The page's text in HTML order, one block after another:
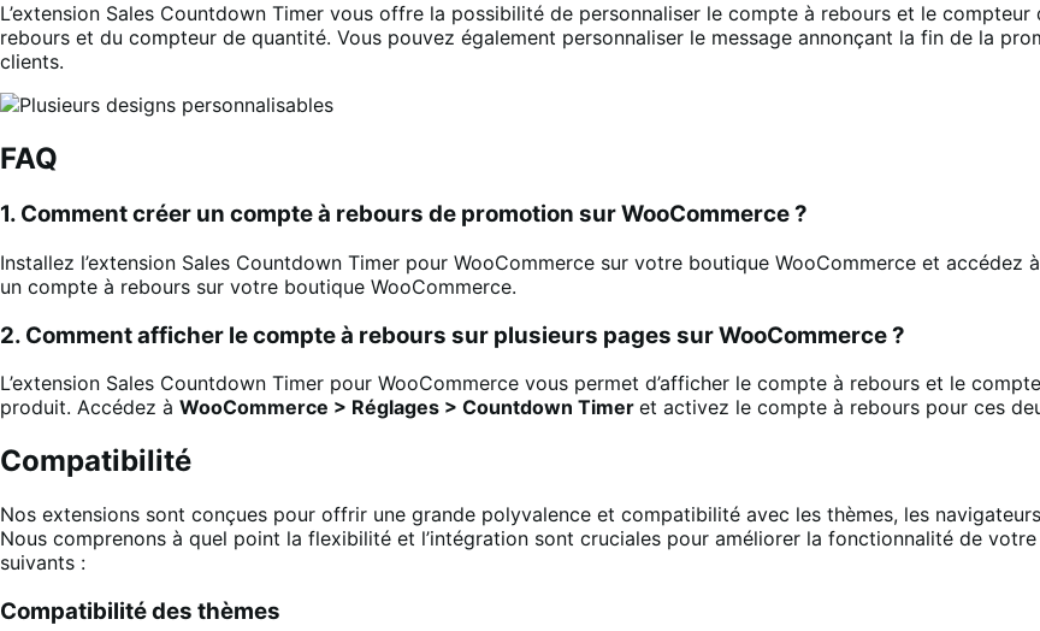
L’extension Sales Countdown Timer vous offre la possibilité de personnaliser le compte à rebours et le
rebours et du compteur de quantité. Vous pouvez également personnaliser le message annonçant la fin de la
clients.
FAQ
1. Comment créer un compte à rebours de promotion sur WooCommerce ?
Installez l’extension Sales Countdown Timer pour WooCommerce sur votre boutique WooCommerce et accédez à
un compte à rebours sur votre boutique WooCommerce.
2. Comment afficher le compte à rebours sur plusieurs pages sur WooCommerce ?
L’extension Sales Countdown Timer pour WooCommerce vous permet d’afficher le compte à rebours et le
produit. Accédez à WooCommerce > Réglages > Countdown Timer et activez le compte à rebours pour ces
Compatibilité
Nos extensions sont conçues pour offrir une grande polyvalence et compatibilité avec les thèmes, les
Nous comprenons à quel point la flexibilité et l’intégration sont cruciales pour améliorer la fonctionnalité de
suivants :
Compatibilité des thèmes